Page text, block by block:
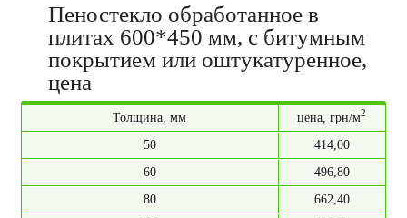
Пеностекло обработанное в
плитах 600*450 мм, с битумным
покрытием или оштукатуренное,
цена
Толщина, мм цена, грн/м2
50
414,00
60
496,80
80
662,40